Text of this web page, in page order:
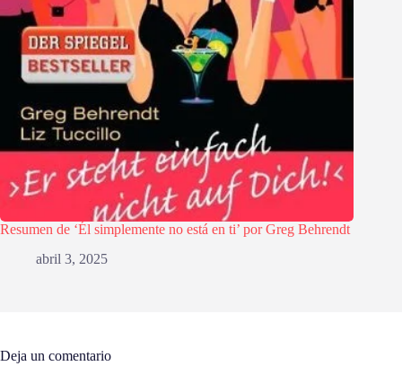
Resumen de ‘Él simplemente no está en ti’ por Greg Behrendt
abril 3, 2025
Deja un comentario